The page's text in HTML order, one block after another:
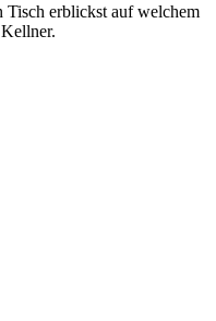
Tisch erblickst auf welchem